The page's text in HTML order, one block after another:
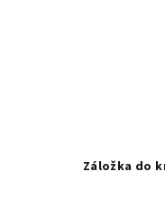
Záložka do